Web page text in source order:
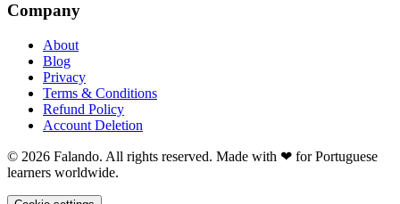
Company
About
Blog
Privacy
Terms & Conditions
Refund Policy
Account Deletion
© 2026 Falando. All rights reserved. Made with ❤ for Portuguese
learners worldwide.